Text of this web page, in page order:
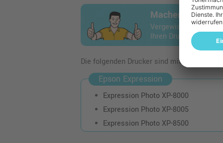
Machen Sie den
Vergewissern Sie
Ihren Drucker passt.
Die folgenden Drucker sind mit dem Artikel
Epson Expression
Expression Photo XP-8000
Expression Photo XP-8005
Expression Photo XP-8500